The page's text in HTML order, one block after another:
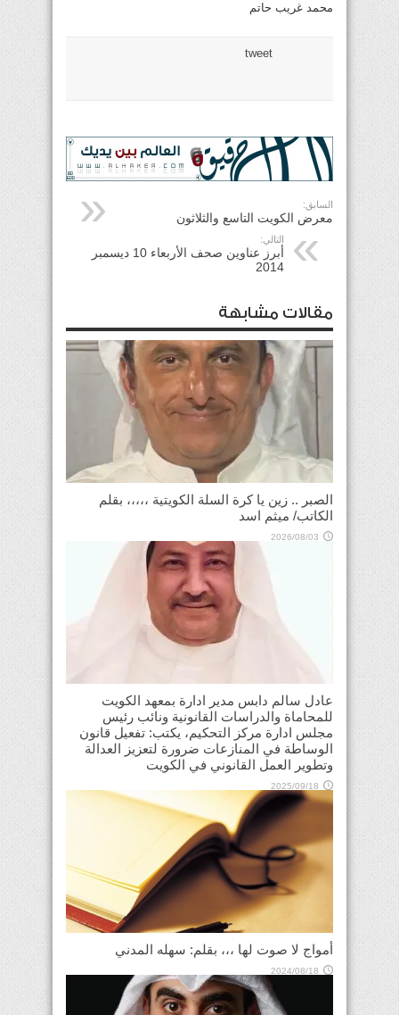
محمد غريب حاتم
tweet
السابق:
معرض الكويت التاسع والثلاثون
التالي:
أبرز عناوين صحف الأربعاء 10 ديسمبر
2014
مقالات مشابهة
الصبر .. زين يا كرة السلة الكويتية ،،،،، بقلم
الكاتب/ ميثم اسد
2026/08/03
عادل سالم دابس مدير ادارة بمعهد الكويت
للمحاماة والدراسات القانونية ونائب رئيس
مجلس ادارة مركز التحكيم، يكتب: تفعيل قانون
الوساطة في المنازعات ضرورة لتعزيز العدالة
وتطوير العمل القانوني في الكويت
2025/09/18
أمواج لا صوت لها ،،، بقلم: سهله المدني
2024/08/18